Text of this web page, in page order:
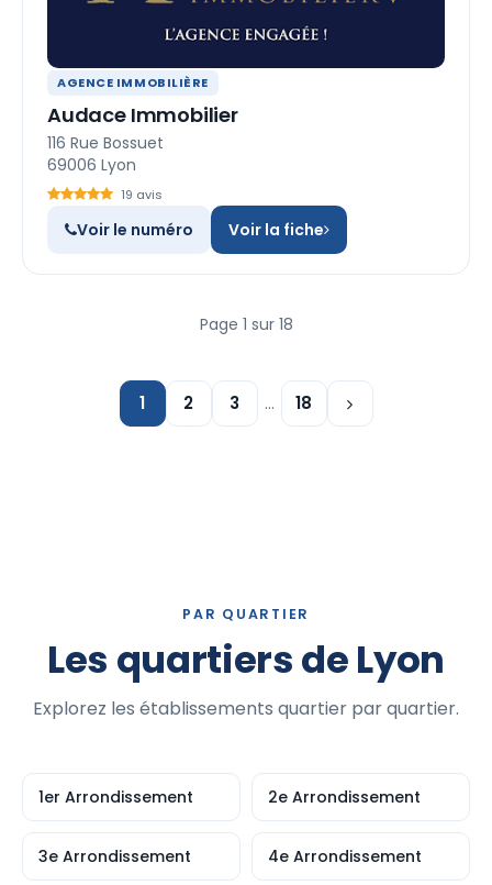
AGENCE IMMOBILIÈRE
Audace Immobilier
116 Rue Bossuet
69006 Lyon
19 avis
Voir le numéro Voir la fiche
Page 1 sur 18
1 2 3 … 18
PAR QUARTIER
Les quartiers de Lyon
Explorez les établissements quartier par quartier.
1er Arrondissement 2e Arrondissement
3e Arrondissement 4e Arrondissement